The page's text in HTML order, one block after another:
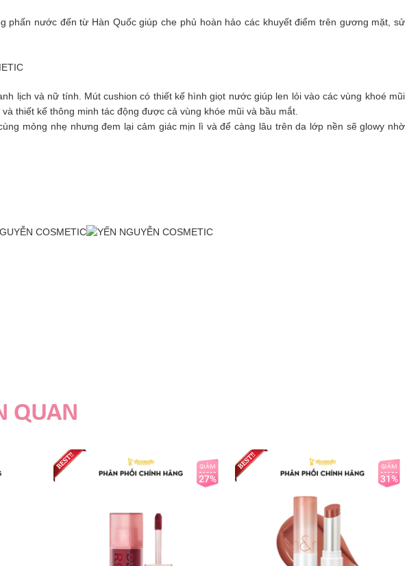
phấn nước đến từ Hàn Quốc giúp che phủ hoàn hảo các khuyết điểm trên gương mặt, sử
lịch và nữ tính. Mút cushion có thiết kế hình giọt nước giúp len lỏi vào các vùng khoé mũi
thiết kế thông minh tác động được cả vùng khóe mũi và bầu mắt.
mỏng nhẹ nhưng đem lại cảm giác mịn lì và để càng lâu trên da lớp nền sẽ glowy nhờ
QUAN
GIẢM
27%
GIẢM
31%